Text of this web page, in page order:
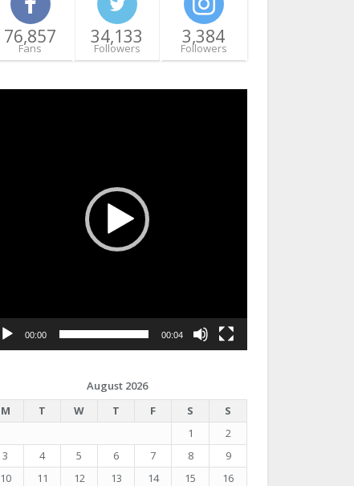
76,857
Fans
34,133
Followers
3,384
Followers
00:00 00:04
August 2026
M
T W T F S
S
1
2
3
4 5 6 7 8
9
10
11 12 13 14 15
16